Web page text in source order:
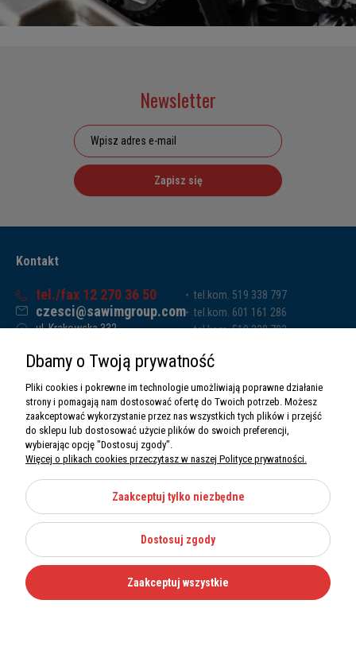
Newsletter
Zapisz się
Kontakt
tel./fax 12 270 36 50
czesci@sawimgroup.com
ul. Krakowska 332,
Sawim Group Mariusz Zdyb sp. k.
NIP: 5130284470
REGON: 5246591010
tel.kom. 519 338 797
tel.kom. 601 161 286
tel.kom. 519 338 793
O nas
Informacje
Moje konto
Kategorie
Dbamy o Twoją prywatność
Pliki cookies i pokrewne im technologie umożliwiają poprawne działanie
strony i pomagają nam dostosować ofertę do Twoich potrzeb. Możesz
zaakceptować wykorzystanie przez nas wszystkich tych plików i przejść
do sklepu lub dostosować użycie plików do swoich preferencji,
wybierając opcję "Dostosuj zgody".
Więcej o plikach cookies przeczytasz w naszej Polityce prywatności.
Zaakceptuj tylko niezbędne
Dostosuj zgody
Zaakceptuj wszystkie